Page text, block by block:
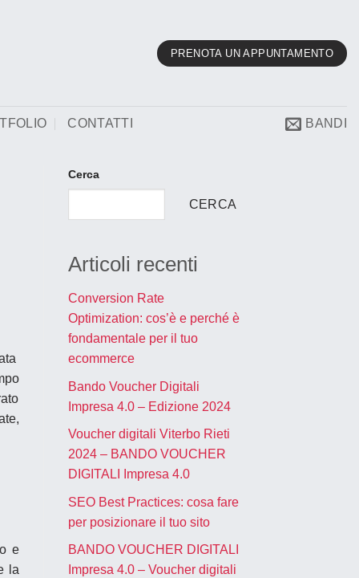
PRENOTA UN APPUNTAMENTO
CONTATTI BANDI
e
la
Cerca
CERCA
Articoli recenti
Conversion Rate
Optimization: cos’è e perché è
fondamentale per il tuo
ecommerce
Bando Voucher Digitali
Impresa 4.0 – Edizione 2024
Voucher digitali Viterbo Rieti
2024 – BANDO VOUCHER
DIGITALI Impresa 4.0
SEO Best Practices: cosa fare
per posizionare il tuo sito
BANDO VOUCHER DIGITALI
Impresa 4.0 – Voucher digitali